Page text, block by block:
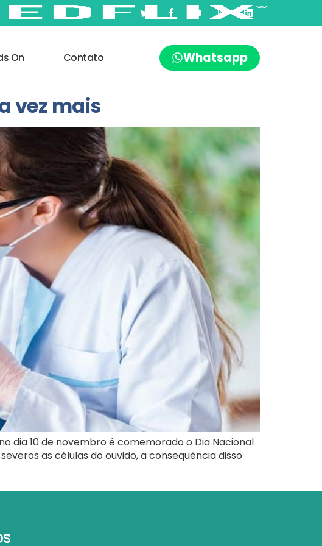
On Contato Whatsapp
vez mais
dia 10 de novembro é comemorado o Dia Nacional
as células do ouvido, a consequência disso